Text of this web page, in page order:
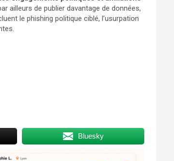
ailleurs de publier davantage de données,
le phishing politique ciblé, l’usurpation
Bluesky